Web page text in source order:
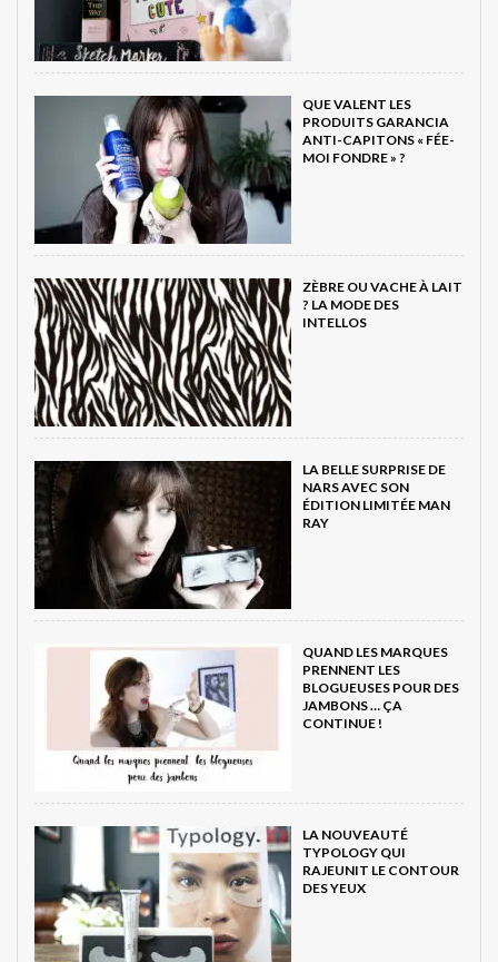
QUE VALENT LES
PRODUITS GARANCIA
ANTI-CAPITONS « FÉE-
MOI FONDRE » ?
ZÈBRE OU VACHE À LAIT
? LA MODE DES
INTELLOS
LA BELLE SURPRISE DE
NARS AVEC SON
ÉDITION LIMITÉE MAN
RAY
QUAND LES MARQUES
PRENNENT LES
BLOGUEUSES POUR DES
JAMBONS … ÇA
CONTINUE !
LA NOUVEAUTÉ
TYPOLOGY QUI
RAJEUNIT LE CONTOUR
DES YEUX